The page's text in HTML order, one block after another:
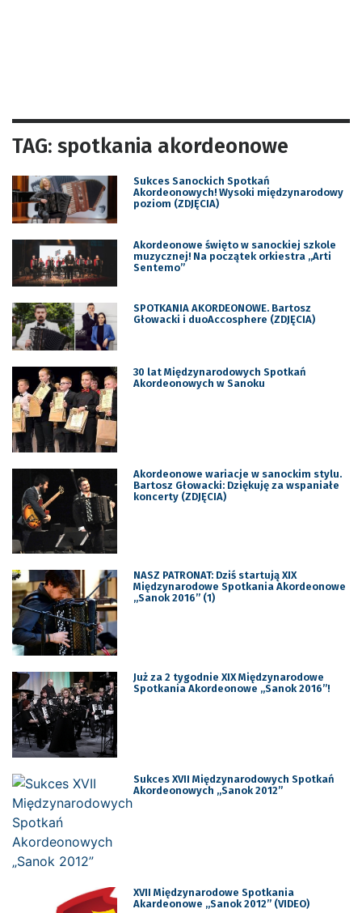
TAG: spotkania akordeonowe
Sukces Sanockich Spotkań
Akordeonowych! Wysoki międzynarodowy
poziom (ZDJĘCIA)
Akordeonowe święto w sanockiej szkole
muzycznej! Na początek orkiestra „Arti
Sentemo”
SPOTKANIA AKORDEONOWE. Bartosz
Głowacki i duoAccosphere (ZDJĘCIA)
30 lat Międzynarodowych Spotkań
Akordeonowych w Sanoku
Akordeonowe wariacje w sanockim stylu.
Bartosz Głowacki: Dziękuję za wspaniałe
koncerty (ZDJĘCIA)
NASZ PATRONAT: Dziś startują XIX
Międzynarodowe Spotkania Akordeonowe
„Sanok 2016” (1)
Już za 2 tygodnie XIX Międzynarodowe
Spotkania Akordeonowe „Sanok 2016”!
Sukces XVII Międzynarodowych Spotkań
Akordeonowych „Sanok 2012”
XVII Międzynarodowe Spotkania
Akardeonowe „Sanok 2012” (VIDEO)